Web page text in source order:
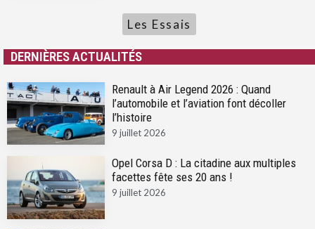
Les Essais
DERNIÈRES ACTUALITÉS
Renault à Air Legend 2026 : Quand
l’automobile et l’aviation font décoller
l’histoire
9 juillet 2026
Opel Corsa D : La citadine aux multiples
facettes fête ses 20 ans !
9 juillet 2026